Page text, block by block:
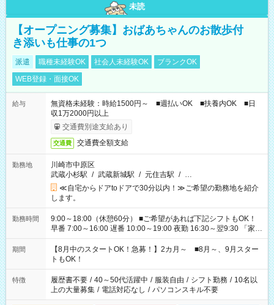
未読
【オープニング募集】おばあちゃんのお散歩付
き添いも仕事の1つ
派遣 職種未経験OK 社会人未経験OK
ブランクOK
WEB登録・面接OK
給与
無資格未経験：時給1500円～ ■週払いOK ■扶養内OK ■日
収1万2000円以上
交通費別途支給あり
交通費 交通費全額支給
勤務地
川崎市中原区
武蔵小杉駅 / 武蔵新城駅 / 元住吉駅 / …
≪自宅からドアtoドアで30分以内！≫ご希望の勤務地を紹介
します。
勤務時間
9:00～18:00（休憩60分） ■ご希望があれば下記シフトもOK！
早番 7:00～16:00 遅番 10:00～19:00 夜勤 16:30～翌9:30 「家族
と休みを合わせたい」 「余裕を持って夕飯の準備がしたい」
「できれば残業はしたくない」 など、ご希望を教えてください
ね。 ※Wワーク希望の方へ 今ご覧のお仕事で希望する勤務時間
と、もう1つのお仕事の勤務時間。 合計で週40時間を超える場
合は応募できません。
期間
【8月中のスタートOK！急募！】2カ月～ ■8月～、9月スター
トもOK！
特徴 履歴書不要 / 40～50代活躍中 / 服装自由 / シフト勤務 / 10名以
上の大量募集 / 電話対応なし / パソコンスキル不要